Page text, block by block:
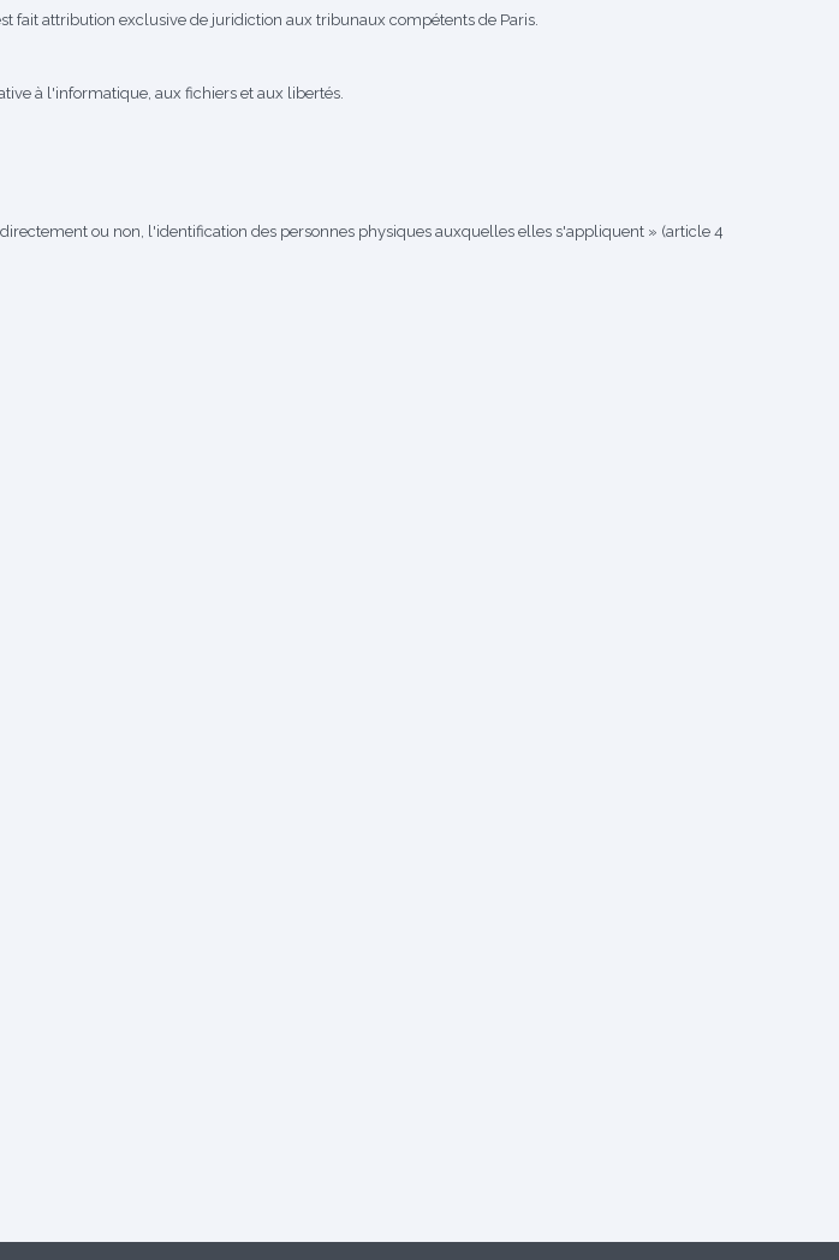
fait attribution exclusive de juridiction aux tribunaux compétents de Paris.
à l'informatique, aux fichiers et aux libertés.
ou non, l'identification des personnes physiques auxquelles elles s'appliquent » (article 4